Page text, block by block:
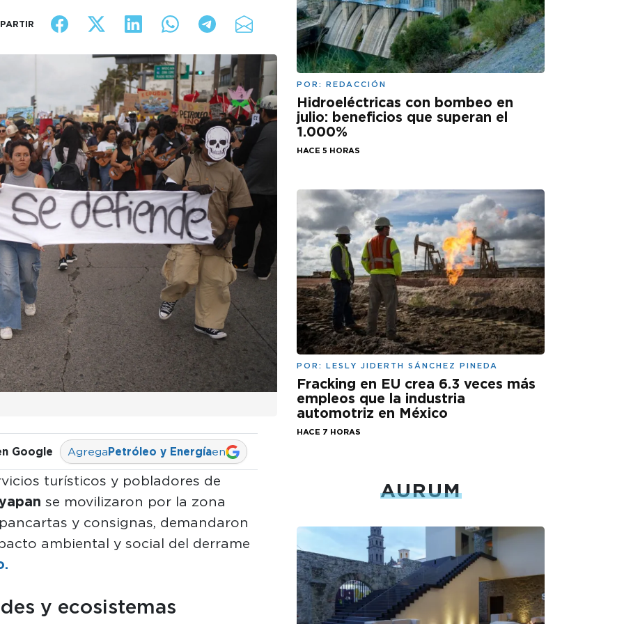
Google Agrega Petróleo y Energíaen
turísticos y pobladores de
se movilizaron por la zona
y consignas, demandaron
ambiental y social del derrame
y ecosistemas
POR: REDACCIÓN
Hidroeléctricas con bombeo en
julio: beneficios que superan el
1.000%
HACE 5 HORAS
POR: LESLY JIDERTH SÁNCHEZ PINEDA
Fracking en EU crea 6.3 veces más
empleos que la industria
automotriz en México
HACE 7 HORAS
AURUM